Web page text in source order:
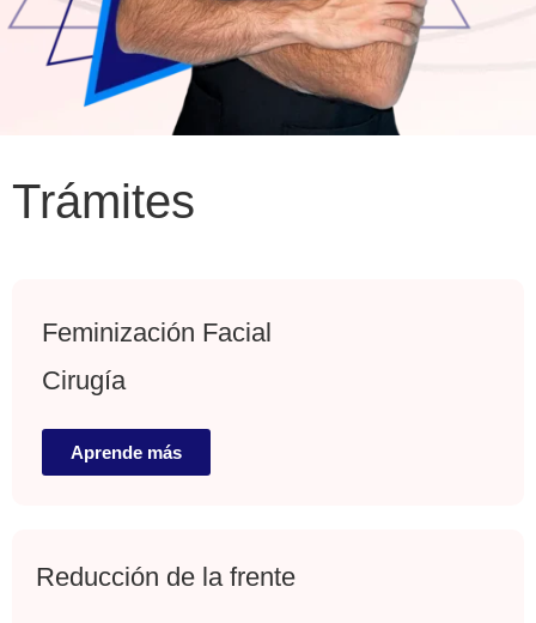
Trámites
Feminización Facial
Cirugía
Aprende más
Reducción de la frente